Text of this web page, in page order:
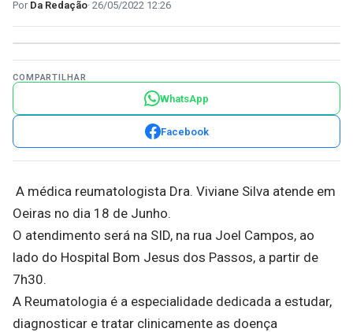
Da Redação 26/05/2022 12:26
COMPARTILHAR
WhatsApp
Facebook
A médica reumatologista Dra. Viviane Silva atende em
Oeiras no dia 18 de Junho.
O atendimento será na SID, na rua Joel Campos, ao
lado do Hospital Bom Jesus dos Passos, a partir de
7h30.
A Reumatologia é a especialidade dedicada a estudar,
diagnosticar e tratar clinicamente as doença